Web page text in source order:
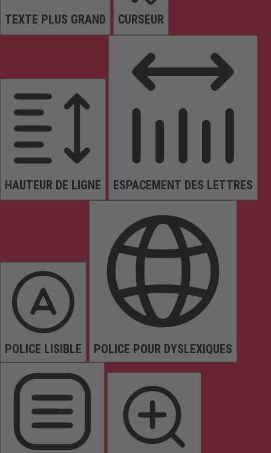
TEXTE PLUS GRAND CURSEUR
HAUTEUR DE LIGNE ESPACEMENT DES LETTRES
POLICE LISIBLE POLICE POUR DYSLEXIQUES